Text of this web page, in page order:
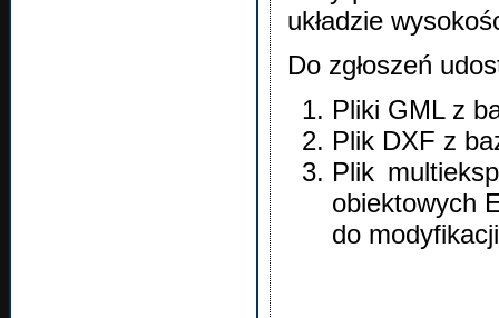
układzie
Do zgłoszeń
Pliki GML z
Plik DXF z
Plik
obiektowych
do